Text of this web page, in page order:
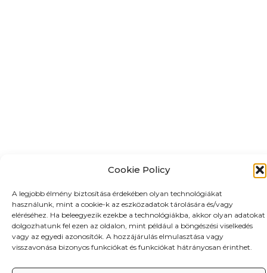
Cookie Policy
A legjobb élmény biztosítása érdekében olyan technológiákat
használunk, mint a cookie-k az eszközadatok tárolására és/vagy
eléréséhez. Ha beleegyezik ezekbe a technológiákba, akkor olyan adatokat
dolgozhatunk fel ezen az oldalon, mint például a böngészési viselkedés
vagy az egyedi azonosítók. A hozzájárulás elmulasztása vagy
visszavonása bizonyos funkciókat és funkciókat hátrányosan érinthet.